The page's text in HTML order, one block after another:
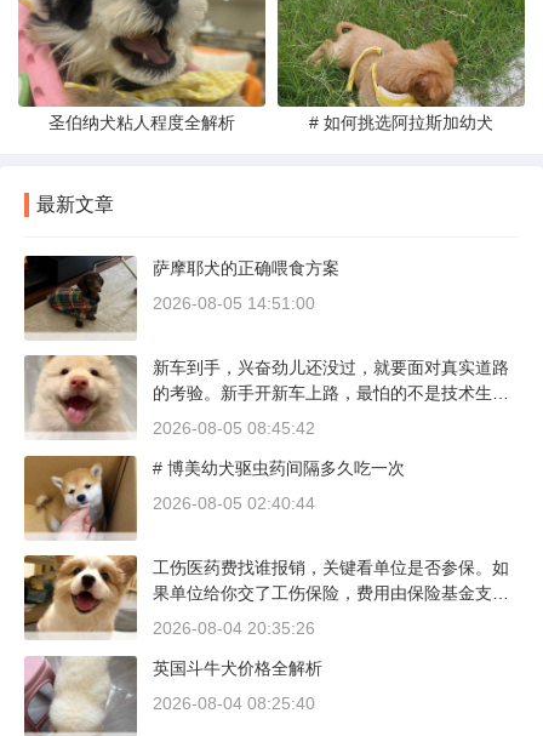
圣伯纳犬粘人程度全解析 # 如何挑选阿拉斯加幼犬
最新文章
萨摩耶犬的正确喂食方案
2026-08-05 14:51:00
新车到手，兴奋劲儿还没过，就要面对真实道路
的考验。新手开新车上路，最怕的不是技术生
疏，而是对车况和路况的双重陌生。磨合期内，
不超过100公里，这不是老司机的保守，而是活
塞和气缸壁需要时间完成精细贴合。多数车型说
2026-08-05 08:45:42
# 博美幼犬驱虫药间隔多久吃一次
2026-08-05 02:40:44
工伤医药费找谁报销，关键看单位是否参保。如
果单位给你交了工伤保险，费用由保险基金支
付；要是单位没参保，那就由单位自己掏钱。很
又推给医保，两边扯皮耽误治疗。这篇就把这事
讲清楚。
2026-08-04 20:35:26
英国斗牛犬价格全解析
2026-08-04 08:25:40